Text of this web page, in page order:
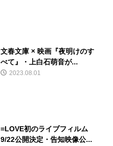
文春文庫 × 映画『夜明けのす
べて』・上白石萌音が...
2023.08.01
=LOVE初のライブフィルム
9/22公開決定・告知映像公...